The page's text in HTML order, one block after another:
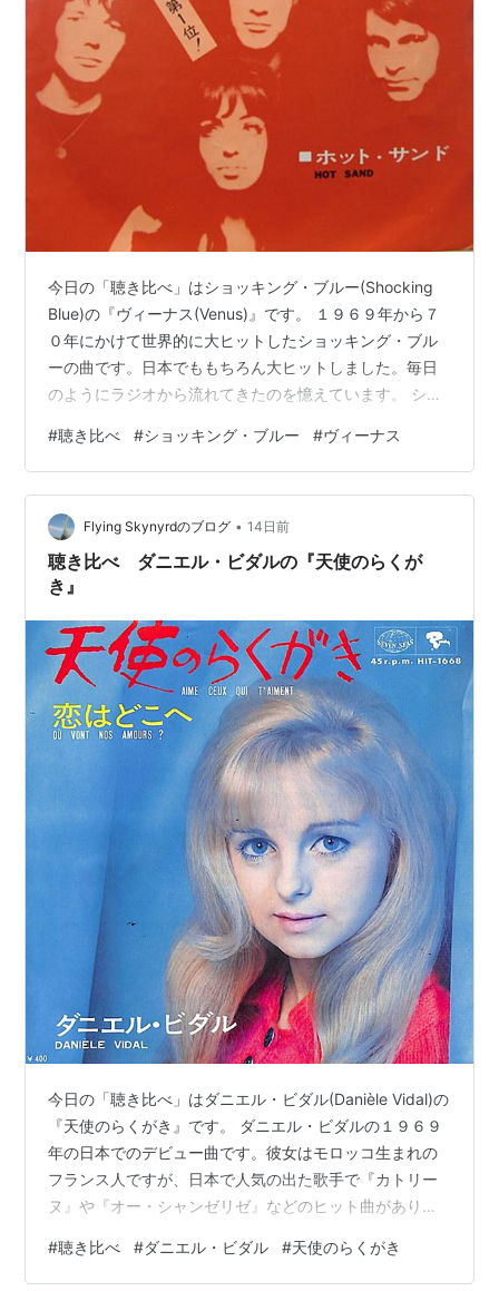
今日の「聴き比べ」はショッキング・ブルー(Shocking
Blue)の『ヴィーナス(Venus)』です。 １９６９年から７
０年にかけて世界的に大ヒットしたショッキング・ブル
ーの曲です。日本でももちろん大ヒットしました。毎日
のようにラジオから流れてきたのを憶えています。 ショ
ご参考までに。 この曲は日本でも多くの歌手がカバーし
ました。 lynyrdburitto.hatenablog.com Venus By
Robbie Leeuwen A Goddess on a mountain top Was
burning like a silver…
#聴き比べ #ショッキング・ブルー #ヴィーナス
Flying Skynyrdのブログ • 14日前
聴き比べ ダニエル・ビダルの『天使のらくが
き』
今日の「聴き比べ」はダニエル・ビダル(Danièle Vidal)の
『天使のらくがき』です。 ダニエル・ビダルの１９６９
年の日本でのデビュー曲です。彼女はモロッコ生まれの
フランス人ですが、日本で人気の出た歌手で『カトリー
ヌ』や『オー・シャンゼリゼ』などのヒット曲があり当
愛らしい笑顔で人気がありました。 １９８０年に日本の
バンド、チャコ&ヘルスエンジェルのメンバーと結婚しま
#聴き比べ #ダニエル・ビダル #天使のらくがき